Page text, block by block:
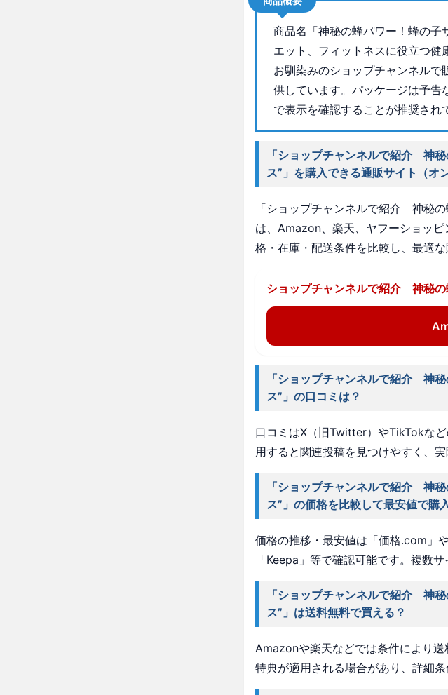
商品名「神秘の蜂パワー！蜂の子
エット、フィットネスに役立つ
お馴染みのショップチャンネル
供しています。パッケージは予告
で表示を確認することが推奨され
「ショップチャンネルで紹介 神
ス”」を購入できる通販サイト（オ
「ショップチャンネルで紹介 神秘の
は、Amazon、楽天、ヤフーショッ
格・在庫・配送条件を比較し、最適な
ショップチャンネルで紹介 神秘の
「ショップチャンネルで紹介 神
ス”」の口コミは？
口コミはX（旧Twitter）やTikTokな
用すると関連投稿を見つけやすく、実
「ショップチャンネルで紹介 神
ス”」の価格を比較して最安値で購
価格の推移・最安値は「価格.com」
「Keepa」等で確認可能です。複数
「ショップチャンネルで紹介 神
ス”」は送料無料で買える？
Amazonや楽天などでは条件により
特典が適用される場合があり、詳細